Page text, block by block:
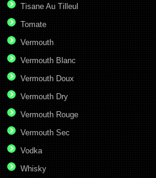
Tisane Au Tilleul
Tomate
Vermouth
Vermouth Blanc
Vermouth Doux
Vermouth Dry
Vermouth Rouge
Vermouth Sec
Vodka
Whisky